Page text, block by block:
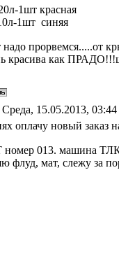
1шт красная
1шт синяя
надо прорвемся.....от
красива как
Среда, 15.05.2013,
оплачу новый заказ
013. машина
флуд, мат, слежу за